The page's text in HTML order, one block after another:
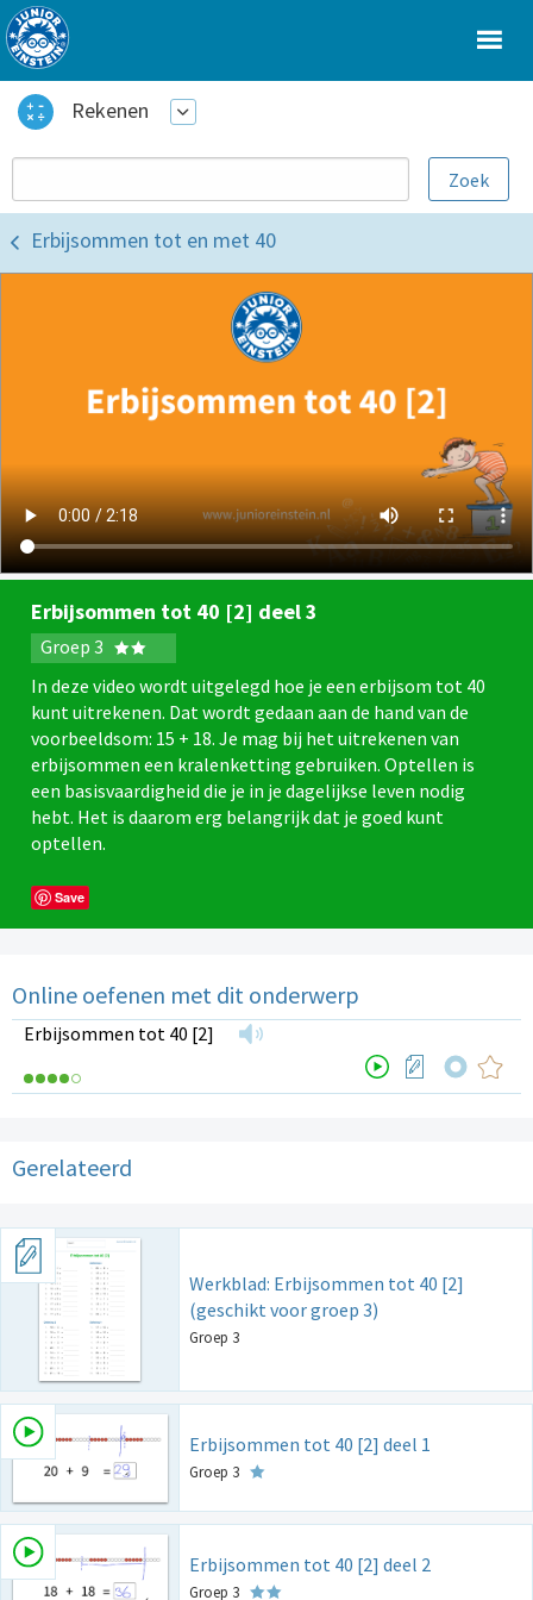
Rekenen
Erbijsommen tot en met 40
Erbijsommen tot 40 [2] deel 3
Groep 3
In deze video wordt uitgelegd hoe je een erbijsom tot 40
kunt uitrekenen. Dat wordt gedaan aan de hand van de
voorbeeldsom: 15 + 18. Je mag bij het uitrekenen van
erbijsommen een kralenketting gebruiken. Optellen is
een basisvaardigheid die je in je dagelijkse leven nodig
hebt. Het is daarom erg belangrijk dat je goed kunt
optellen.
Save
Online oefenen met dit onderwerp
Erbijsommen tot 40 [2]
Gerelateerd
Werkblad: Erbijsommen tot 40 [2]
(geschikt voor groep 3)
Groep 3
Erbijsommen tot 40 [2] deel 1
Groep 3
Erbijsommen tot 40 [2] deel 2
Groep 3